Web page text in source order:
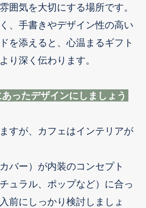
囲気を大切にする場所です。
、手書きやデザイン性の高い
を添えると、心温まるギフト
り深く伝わります。
ったデザインにしましょう
すが、カフェはインテリアが
バー）が内装のコンセプト
ュラル、ポップなど）に合っ
前にしっかり検討しましょ